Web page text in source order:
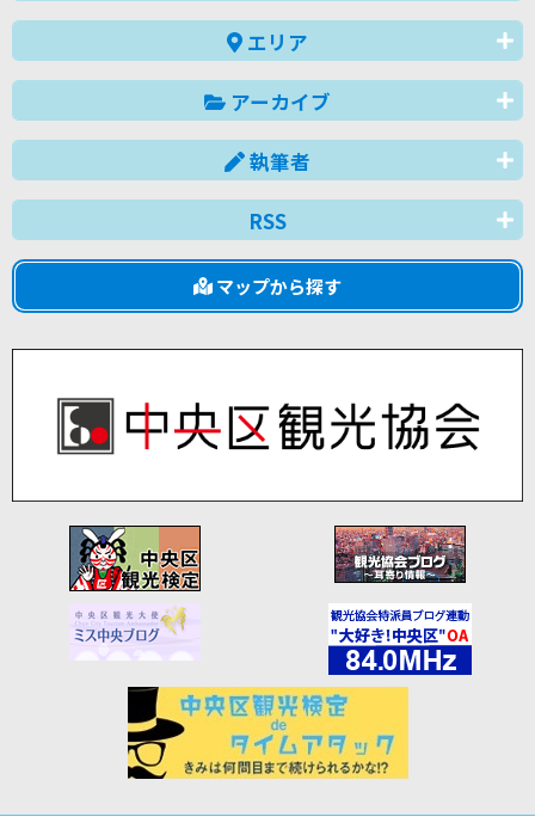
エリア
アーカイブ
執筆者
RSS
マップから探す